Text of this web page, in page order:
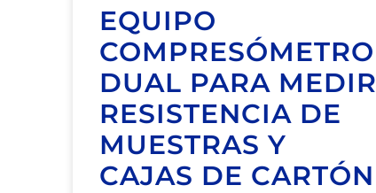
EQUIPO
COMPRESÓMETRO
DUAL PARA MEDIR
RESISTENCIA DE
MUESTRAS Y
CAJAS DE CARTÓN